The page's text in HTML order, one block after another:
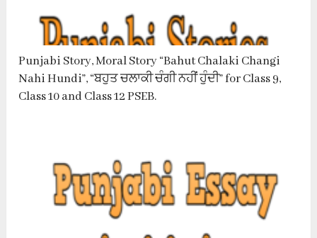
Punjabi Story, Moral Story “Bahut Chalaki Changi
Nahi Hundi”, “ਬਹੁਤ ਚਲਾਕੀ ਚੰਗੀ ਨਹੀਂ ਹੁੰਦੀ” for Class 9,
Class 10 and Class 12 PSEB.